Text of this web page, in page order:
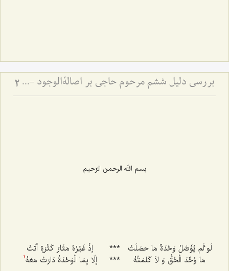
بررسی دلیل ششم مرحوم حاجی بر اصالةالوجود - و امکان تحقق قسم سوم قضایا 2
بسم الله الرحمن الرّحیم
لَو ْلَم یُؤَصَّلْ وَحْدَةٌ مَا حصَلَتْ ***
إذْ غَیْرُهُ مَثَارَ کَثْرَةٍ أتَتْ
مَا وُحِّدَ الْحُقُّ وَ لاَ کَلمَتُهُ
*** إلّا بِمَا الْوَحْدَةُ دَارَتْ مَعَهُ1